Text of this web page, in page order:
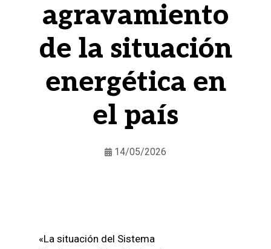
agravamiento
de la situación
energética en
el país
14/05/2026
«La situación del Sistema